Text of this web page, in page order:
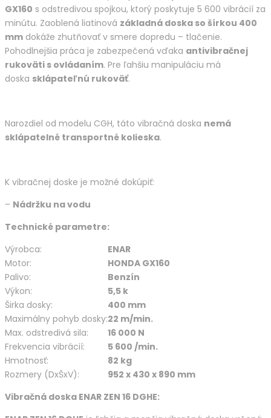
GX160 s odstredivou spojkou, ktorý poskytuje 5 600 vibrácií za
minútu. Zaoblená liatinová základná doska so šírkou 400
mm dokáže zhutňovať v smere dopredu – tlačenie.
Pohodlnejšia práca je zabezpečená vďaka antivibračnej
rukoväti s ovládaním. Pre ľahšiu manipuláciu má
doska sklápateľnú rukoväť.
Narozdiel od modelu CGH, táto vibračná doska nemá
sklápatelné transportné kolieska.
K vibračnej doske je možné dokúpiť:
– Nádržku na vodu
Technické parametre:
Výrobca:
ENAR
Motor:
HONDA GX160
Palivo:
Benzín
Výkon:
5,5 k
Širka dosky:
400 mm
Maximálny pohyb dosky:22 m/min.
Max. odstredivá sila:
16 000 N
Frekvencia vibrácií:
5 600 /min.
Hmotnosť:
82 kg
Rozmery (DxŠxV):
952 x 430 x 890 mm
Vibračná doska ENAR ZEN 16 DGHE: